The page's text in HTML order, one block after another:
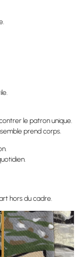
le patron unique.
prend corps.
hors du cadre.